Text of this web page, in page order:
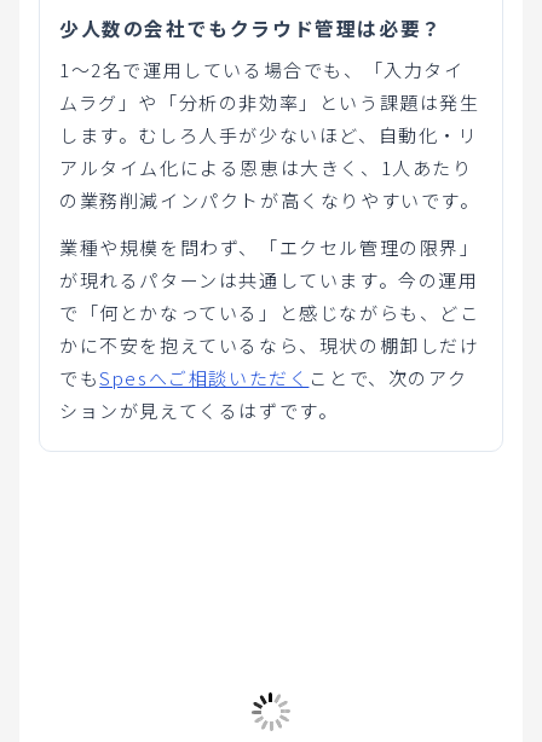
少人数の会社でもクラウド管理は必要？
1〜2名で運用している場合でも、「入力タイ
ムラグ」や「分析の非効率」という課題は発生
します。むしろ人手が少ないほど、自動化・リ
アルタイム化による恩恵は大きく、1人あたり
の業務削減インパクトが高くなりやすいです。
業種や規模を問わず、「エクセル管理の限界」
が現れるパターンは共通しています。今の運用
で「何とかなっている」と感じながらも、どこ
かに不安を抱えているなら、現状の棚卸しだけ
でもSpesへご相談いただく ことで、次のアク
ションが見えてくるはずです。